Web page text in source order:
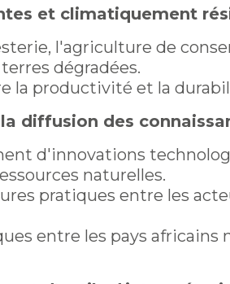
et climatiquement
l'agriculture de
dégradées.
la productivité et la
diffusion des
d'innovations
naturelles.
pratiques entre les
entre les pays africains